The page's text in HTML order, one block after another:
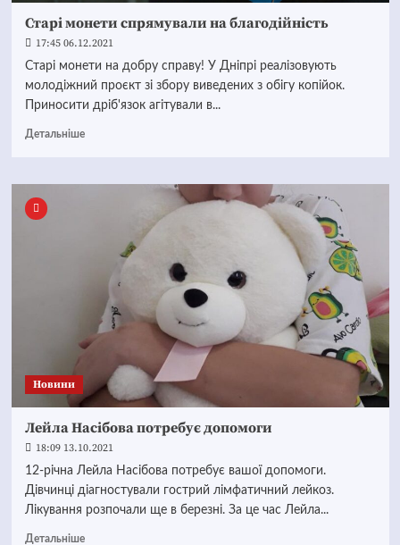
Старі монети спрямували на благодійність
17:45 06.12.2021
Старі монети на добру справу! У Дніпрі реалізовують
молодіжний проєкт зі збору виведених з обігу копійок.
Приносити дріб'язок агітували в...
Детальніше
Новини
Лейла Насібова потребує допомоги
18:09 13.10.2021
12-річна Лейла Насібова потребує вашої допомоги.
Дівчинці діагностували гострий лімфатичний лейкоз.
Лікування розпочали ще в березні. За це час Лейла...
Детальніше